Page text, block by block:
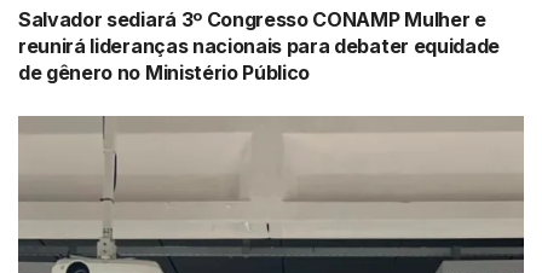
Salvador sediará 3º Congresso CONAMP Mulher e
reunirá lideranças nacionais para debater equidade
de gênero no Ministério Público